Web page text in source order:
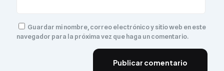
Guardar mi nombre, correo electrónico y sitio web en este
navegador para la próxima vez que haga un comentario.